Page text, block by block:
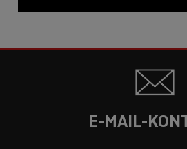
E-MAIL-